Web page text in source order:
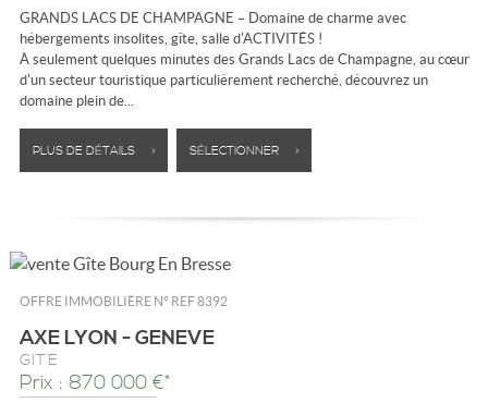
GRANDS LACS DE CHAMPAGNE – Domaine de charme avec
hébergements insolites, gîte, salle d'ACTIVITÉS !
À seulement quelques minutes des Grands Lacs de Champagne, au cœur
d'un secteur touristique particulièrement recherché, découvrez un
domaine plein de...
PLUS DE DÉTAILS > SÉLECTIONNER >
OFFRE IMMOBILIÈRE N° REF 8392
AXE LYON - GENEVE
GÎTE
Prix : 870 000 €*